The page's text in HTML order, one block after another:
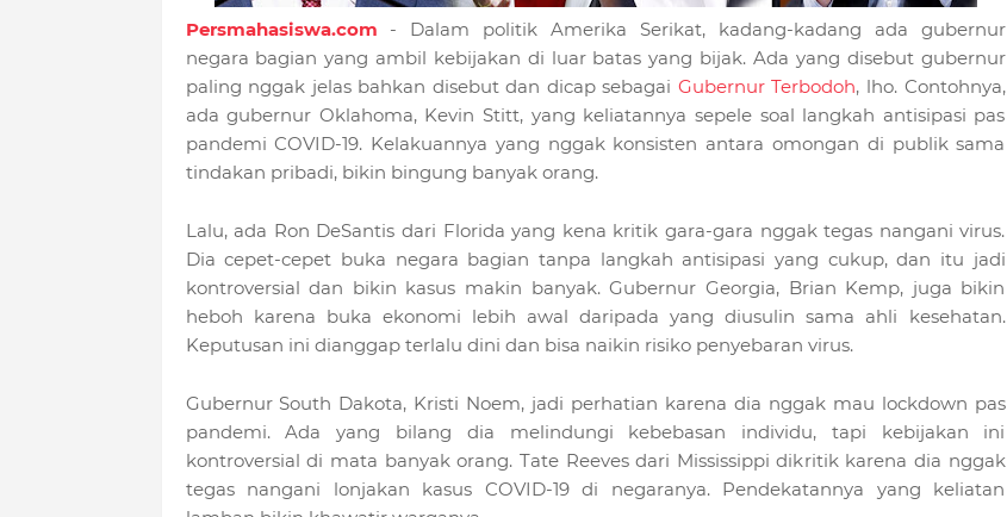
Persmahasiswa.com - Dalam politik Amerika Serikat, kadang-kadang ada gubernur
negara bagian yang ambil kebijakan di luar batas yang bijak. Ada yang disebut gubernur
paling nggak jelas bahkan disebut dan dicap sebagai Gubernur Terbodoh, lho. Contohnya,
ada gubernur Oklahoma, Kevin Stitt, yang keliatannya sepele soal langkah antisipasi pas
pandemi COVID-19. Kelakuannya yang nggak konsisten antara omongan di publik sama
tindakan pribadi, bikin bingung banyak orang.
Lalu, ada Ron DeSantis dari Florida yang kena kritik gara-gara nggak tegas nangani virus.
Dia cepet-cepet buka negara bagian tanpa langkah antisipasi yang cukup, dan itu jadi
kontroversial dan bikin kasus makin banyak. Gubernur Georgia, Brian Kemp, juga bikin
heboh karena buka ekonomi lebih awal daripada yang diusulin sama ahli kesehatan.
Keputusan ini dianggap terlalu dini dan bisa naikin risiko penyebaran virus.
Gubernur South Dakota, Kristi Noem, jadi perhatian karena dia nggak mau lockdown pas
pandemi. Ada yang bilang dia melindungi kebebasan individu, tapi kebijakan ini
kontroversial di mata banyak orang. Tate Reeves dari Mississippi dikritik karena dia nggak
tegas nangani lonjakan kasus COVID-19 di negaranya. Pendekatannya yang keliatan